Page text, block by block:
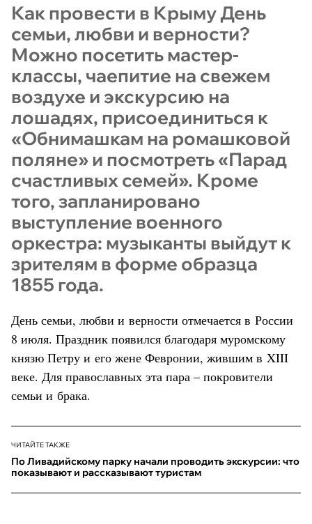
Как провести в Крыму День
семьи, любви и верности?
Можно посетить мастер-
классы, чаепитие на свежем
воздухе и экскурсию на
лошадях, присоединиться к
«Обнимашкам на ромашковой
поляне» и посмотреть «Парад
счастливых семей». Кроме
того, запланировано
выступление военного
оркестра: музыканты выйдут к
зрителям в форме образца
1855 года.
День семьи, любви и верности отмечается в России
8 июля. Праздник появился благодаря муромскому
князю Петру и его жене Февронии, жившим в XIII
веке. Для православных эта пара – покровители
семьи и брака.
ЧИТАЙТЕ ТАКЖЕ
По Ливадийскому парку начали проводить экскурсии: что
показывают и рассказывают туристам